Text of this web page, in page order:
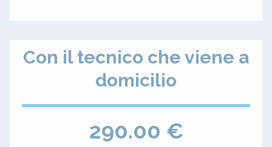
Con il tecnico che viene a
domicilio
290.00 €